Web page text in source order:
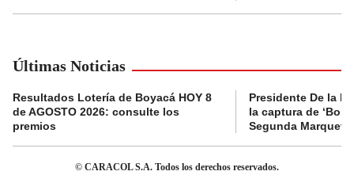
Últimas Noticias
Resultados Lotería de Boyacá HOY 8
de AGOSTO 2026: consulte los
premios
Presidente De la
la captura de
Segunda
© CARACOL S.A. Todos los derechos reservados.